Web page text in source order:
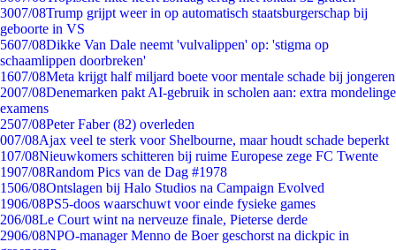
3007/08Trump grijpt weer in op automatisch staatsburgerschap bij
geboorte in VS
5607/08Dikke Van Dale neemt 'vulvalippen' op: 'stigma op
schaamlippen doorbreken'
1607/08Meta krijgt half miljard boete voor mentale schade bij jongeren
2007/08Denemarken pakt AI-gebruik in scholen aan: extra mondelinge
examens
2507/08Peter Faber (82) overleden
007/08Ajax veel te sterk voor Shelbourne, maar houdt schade beperkt
107/08Nieuwkomers schitteren bij ruime Europese zege FC Twente
1907/08Random Pics van de Dag #1978
1506/08Ontslagen bij Halo Studios na Campaign Evolved
1906/08PS5-doos waarschuwt voor einde fysieke games
206/08Le Court wint na nerveuze finale, Pieterse derde
2906/08NPO-manager Menno de Boer geschorst na dickpic in